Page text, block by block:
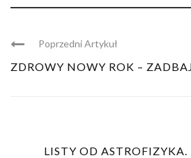
Poprzedni Artykuł
ZDROWY NOWY ROK –
LISTY OD